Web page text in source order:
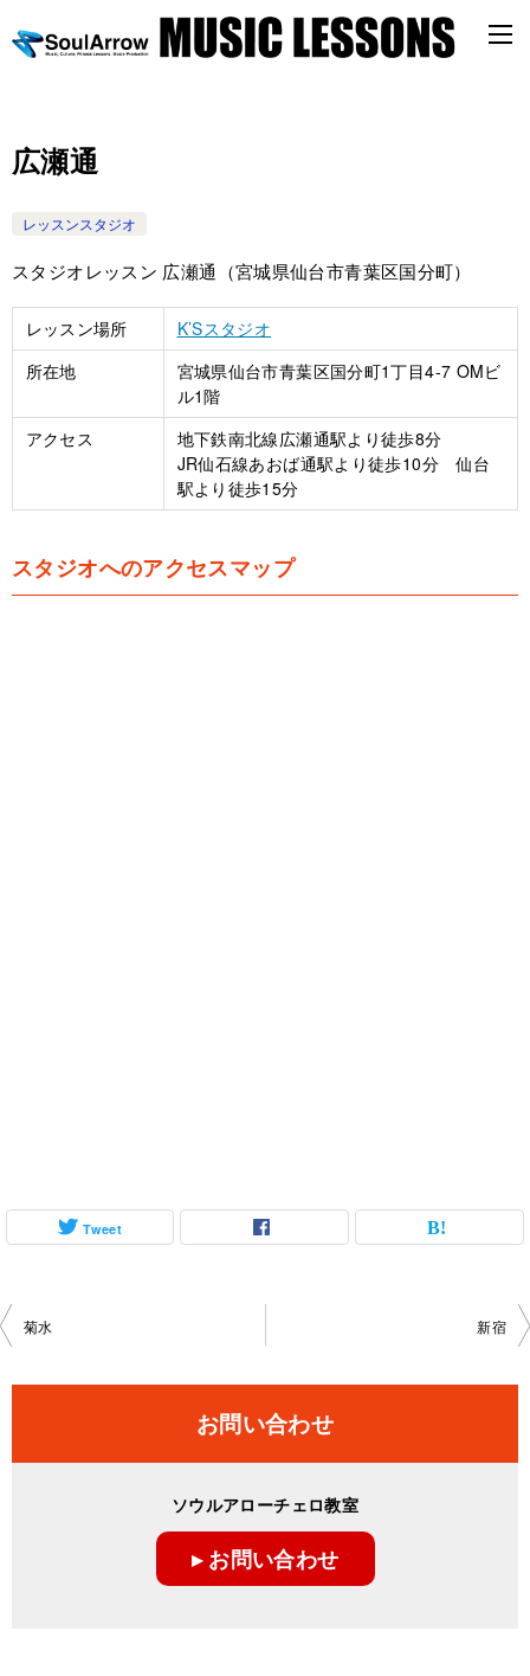
広瀬通
レッスンスタジオ
スタジオレッスン 広瀬通（宮城県仙台市青葉区国分町）
レッスン場所
K’Sスタジオ
所在地
宮城県仙台市青葉区国分町1丁目4-7 OMビ
ル1階
アクセス
地下鉄南北線広瀬通駅より徒歩8分
JR仙石線あおば通駅より徒歩10分 仙台
駅より徒歩15分
スタジオへのアクセスマップ
Tweet
投
ビ
菊水 新宿
お問い合わせ
ソウルアローチェロ教室
▸ お問い合わせ